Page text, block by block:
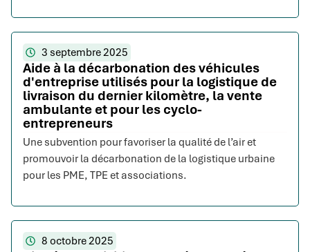
3 septembre 2025
Aide à la décarbonation des véhicules
d'entreprise utilisés pour la logistique de
livraison du dernier kilomètre, la vente
ambulante et pour les cyclo-
entrepreneurs
Une subvention pour favoriser la qualité de l’air et
promouvoir la décarbonation de la logistique urbaine
pour les PME, TPE et associations.
8 octobre 2025